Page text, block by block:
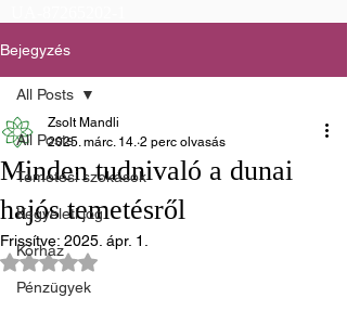
Bejegyzés
All Posts
Temetési szokások
Kegyeleti jog
Kórház
Pénzügyek
All Posts
Minden tudnivaló a dunai
hajós temetésről
Zsolt Mandli
2025. márc. 14. 2 perc olvasás
Frissítve: 2025. ápr. 1.
NaN csillagot kapott az 5-ből.